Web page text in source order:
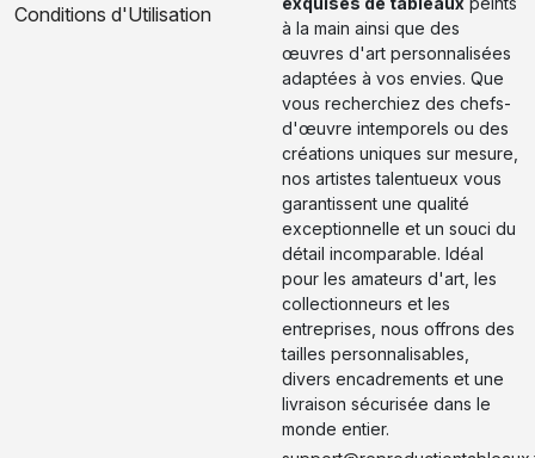
Conditions d'Utilisation
à la main ainsi que des
œuvres d'art personnalisées
adaptées à vos envies. Que
vous recherchiez des chefs-
d'œuvre intemporels ou des
créations uniques sur mesure,
nos artistes talentueux vous
garantissent une qualité
exceptionnelle et un souci du
détail incomparable. Idéal
pour les amateurs d'art, les
collectionneurs et les
entreprises, nous offrons des
tailles personnalisables,
divers encadrements et une
livraison sécurisée dans le
monde entier.